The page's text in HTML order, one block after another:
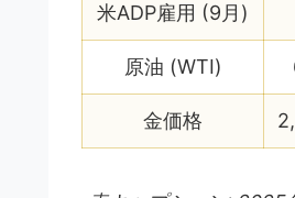
米ADP雇用 (9月)
原油 (WTI)
金価格